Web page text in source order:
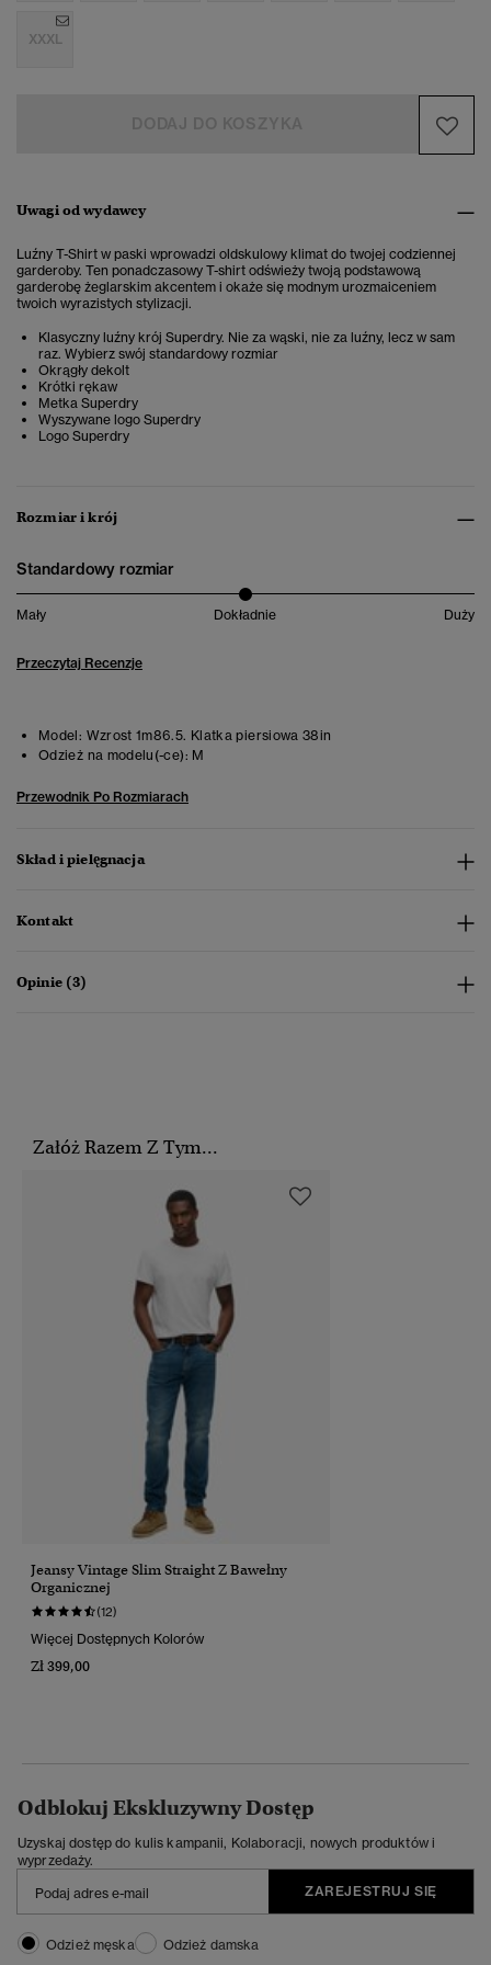
XXXL
Uwagi od wydawcy
Luźny T-Shirt w paski wprowadzi oldskulowy klimat do twojej codziennej
garderoby. Ten ponadczasowy T-shirt odświeży twoją podstawową
garderobę żeglarskim akcentem i okaże się modnym urozmaiceniem
twoich wyrazistych stylizacji.
Klasyczny luźny krój Superdry. Nie za wąski, nie za luźny, lecz w sam
raz. Wybierz swój standardowy rozmiar
Okrągły dekolt
Krótki rękaw
Metka Superdry
Wyszywane logo Superdry
Logo Superdry
Rozmiar i krój
Standardowy rozmiar
Mały Dokładnie Duży
Przeczytaj Recenzje
Model: Wzrost 1m86.5. Klatka piersiowa 38in
Odzież na modelu(-ce): M
Przewodnik Po Rozmiarach
Skład i pielęgnacja
Kontakt
Opinie (3)
Załóż Razem Z Tym...
Jeansy Vintage Slim Straight Z Bawełny
Organicznej
(12)
Więcej Dostępnych Kolorów
Zł 399,00
Odblokuj Ekskluzywny Dostęp
Uzyskaj dostęp do kulis kampanii, Kolaboracji, nowych produktów i
wyprzedaży.
ZAREJESTRUJ SIĘ
Odzież męska Odzież damska